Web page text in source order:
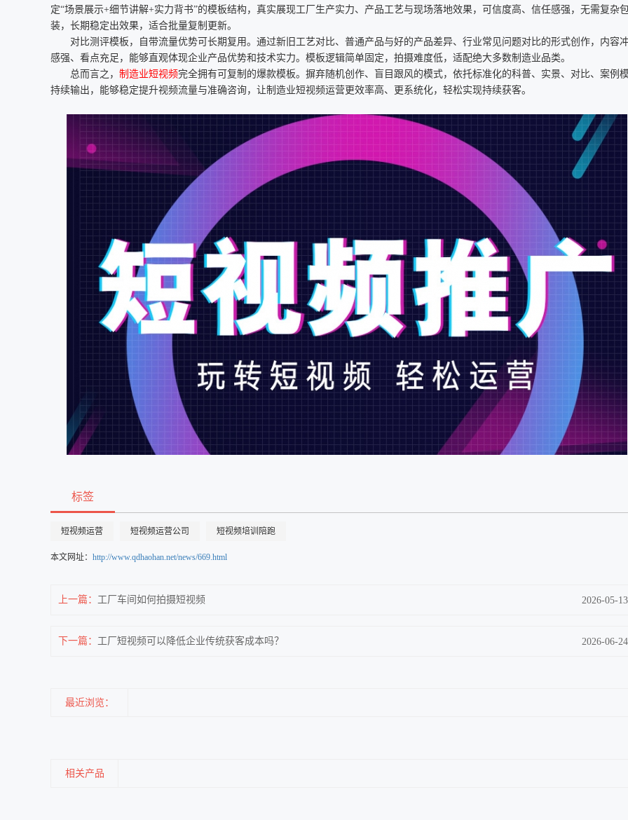
定“场景展示+细节讲解+实力背书”的模板结构，真实展现工厂生产实力、产品工艺与现场落地效果，可信度高、信任感强，无需复杂
装，长期稳定出效果，适合批量复制更新。
对比测评模板，自带流量优势可长期复用。通过新旧工艺对比、普通产品与好的产品差异、行业常见问题对比的形式创作，内容
感强、看点充足，能够直观体现企业产品优势和技术实力。模板逻辑简单固定，拍摄难度低，适配绝大多数制造业品类。
总而言之， 制造业短视频完全拥有可复制的爆款模板。摒弃随机创作、盲目跟风的模式，依托标准化的科普、实景、对比、案例
持续输出，能够稳定提升视频流量与准确咨询，让制造业短视频运营更效率高、更系统化，轻松实现持续获客。
标签
短视频运营 短视频运营公司 短视频培训陪跑
本文网址： http://www.qdhaohan.net/news/669.html
上一篇： 工厂车间如何拍摄短视频 2026-05-13
下一篇： 工厂短视频可以降低企业传统获客成本吗？ 2026-06-24
最近浏览：
相关产品